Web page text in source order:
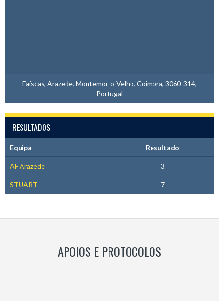
Faíscas, Arazede, Montemor-o-Velho, Coimbra, 3060-314,
Portugal
RESULTADOS
Equipa Resultado
AF Arazede 3
STUART 7
APOIOS E PROTOCOLOS